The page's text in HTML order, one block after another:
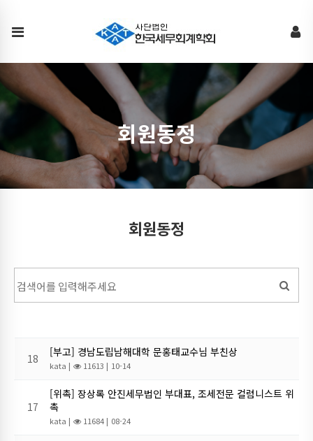
원
정
회원동정
회원동정
18 [부고] 경남도립남해대학 문홍태교수님 부친상
kata | 11613 | 10-14
17
[위촉] 장상록 안진세무법인 부대표, 조세전문 컬럼니스트 위
촉
kata | 11684 | 08-24